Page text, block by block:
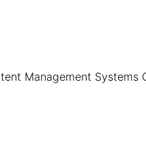
Management Systems